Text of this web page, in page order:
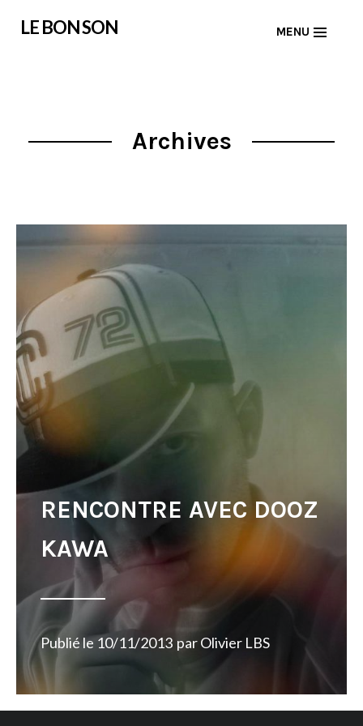
LE BON SON MENU
Archives
RENCONTRE AVEC DOOZ
KAWA
Publié le 10/11/2013 parOlivier LBS